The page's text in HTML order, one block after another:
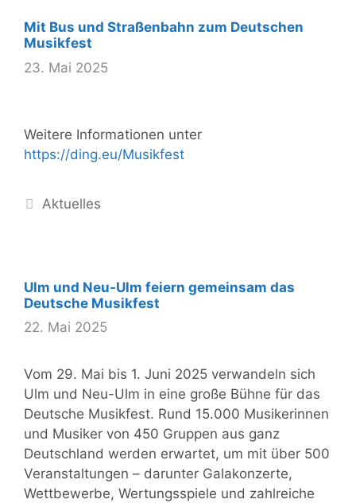
Mit Bus und Straßenbahn zum Deutschen
Musikfest
23. Mai 2025
Weitere Informationen unter
https://ding.eu/Musikfest
Kategorien
Aktuelles
Ulm und Neu-Ulm feiern gemeinsam das
Deutsche Musikfest
22. Mai 2025
Vom 29. Mai bis 1. Juni 2025 verwandeln sich
Ulm und Neu-Ulm in eine große Bühne für das
Deutsche Musikfest. Rund 15.000 Musikerinnen
und Musiker von 450 Gruppen aus ganz
Deutschland werden erwartet, um mit über 500
Veranstaltungen – darunter Galakonzerte,
Wettbewerbe, Wertungsspiele und zahlreiche